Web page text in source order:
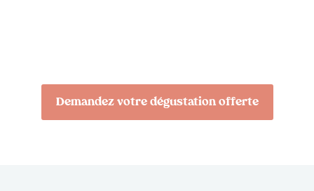
Demandez votre dégustation offerte